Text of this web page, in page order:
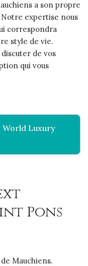
a son propre
expertise nous
correspondra
style de vie.
de vos
qui vous
Luxury
Pons
Mauchiens.